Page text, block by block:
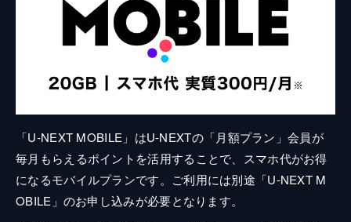
「U-NEXT MOBILE」はU-NEXTの「月額プラン」会員が
毎月もらえるポイントを活用することで、スマホ代がお得
になるモバイルプランです。ご利用には別途「U-NEXT M
OBILE」のお申し込みが必要となります。